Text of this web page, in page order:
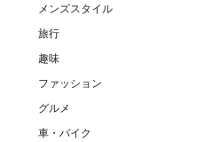
メンズスタイル
旅行
趣味
ファッション
グルメ
車・バイク